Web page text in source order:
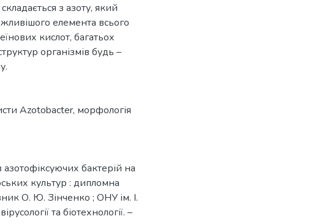
з азоту, який
елемента всього
кислот, багатьох
організмів будь –
Azotobacter, морфологія
бактерій на
культур : дипломна
О. Ю. Зінченко ; ОНУ ім. І.
та біотехнології. –